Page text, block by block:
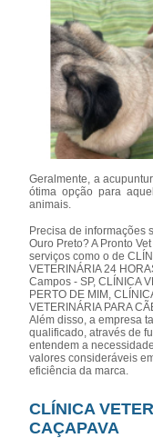
Geralmente, a
ótima opção para
animais.
Precisa de informações
Ouro Preto? A Pronto
serviços como o de
VETERINÁRIA 24
Campos - SP, CLÍNICA
PERTO DE MIM,
VETERINÁRIA PARA
Além disso, a empresa
qualificado, através de
entendem a
valores consideráveis
eficiência da marca.
CLÍNICA
CAÇAPAVA